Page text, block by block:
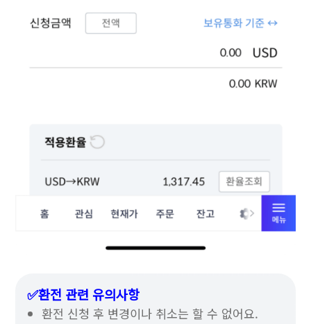
✅환전 관련 유의사항
환전 신청 후 변경이나 취소는 할 수 없어요.